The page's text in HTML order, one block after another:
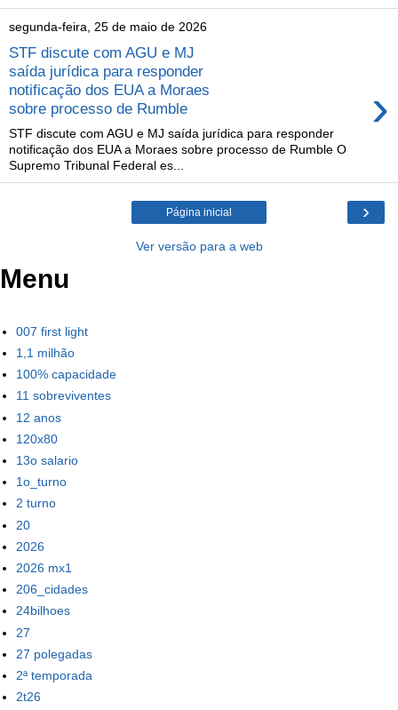
segunda-feira, 25 de maio de 2026
STF discute com AGU e MJ
saída jurídica para responder
notificação dos EUA a Moraes
sobre processo de Rumble
›
STF discute com AGU e MJ saída jurídica para responder
notificação dos EUA a Moraes sobre processo de Rumble O
Supremo Tribunal Federal es...
›
Página inicial
Ver versão para a web
Menu
007 first light
1,1 milhão
100% capacidade
11 sobreviventes
12 anos
120x80
13o salario
1o_turno
2 turno
20
2026
2026 mx1
206_cidades
24bilhoes
27
27 polegadas
2ª temporada
2t26